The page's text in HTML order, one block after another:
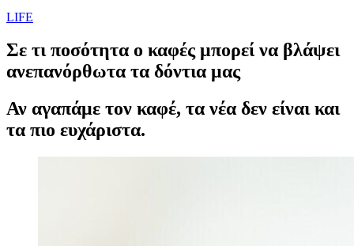
LIFE
Σε τι ποσότητα ο καφές μπορεί να βλάψει
ανεπανόρθωτα τα δόντια μας
Αν αγαπάμε τον καφέ, τα νέα δεν είναι και
τα πιο ευχάριστα.